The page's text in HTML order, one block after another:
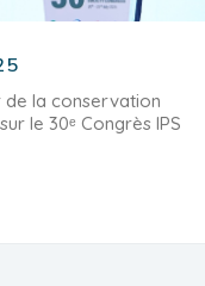
la conservation
le 30ᵉ Congrès IPS